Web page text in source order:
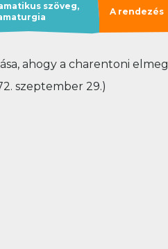
szöveg,
A rendezés
ahogy a charentoni
szeptember 29.)